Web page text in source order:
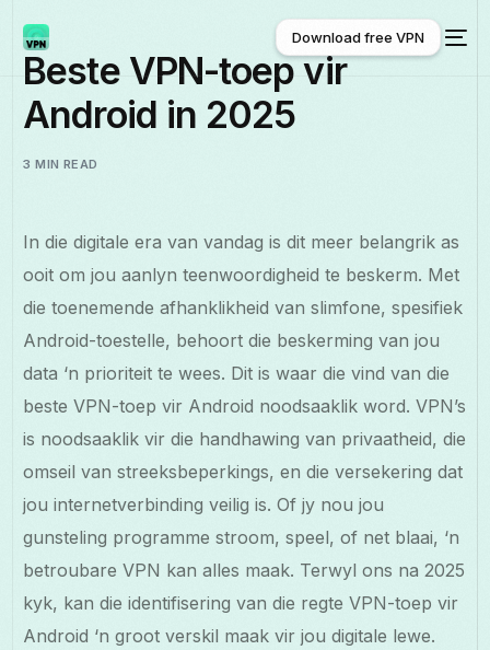
Afrikaans
Download free VPN
Download free VPN
Beste VPN-toep vir
Android in 2025
3 MIN READ
In die digitale era van vandag is dit meer belangrik as
ooit om jou aanlyn teenwoordigheid te beskerm. Met
die toenemende afhanklikheid van slimfone, spesifiek
Android-toestelle, behoort die beskerming van jou
data ‘n prioriteit te wees. Dit is waar die vind van die
beste VPN-toep vir Android noodsaaklik word. VPN’s
is noodsaaklik vir die handhawing van privaatheid, die
omseil van streeksbeperkings, en die versekering dat
jou internetverbinding veilig is. Of jy nou jou
gunsteling programme stroom, speel, of net blaai, ‘n
betroubare VPN kan alles maak. Terwyl ons na 2025
kyk, kan die identifisering van die regte VPN-toep vir
Android ‘n groot verskil maak vir jou digitale lewe.